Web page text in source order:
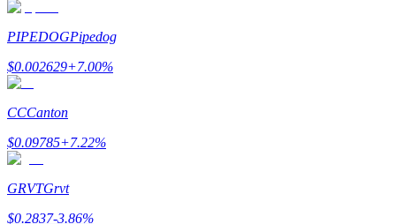
Bitrue İş Ortağı
Kullanıcı başına %65'e kadar komisyon!
PIPEDOGPipedog
$0.002629+7.00%
CCCanton
$0.09785+7.22%
GRVTGrvt
$0.2837-3.86%